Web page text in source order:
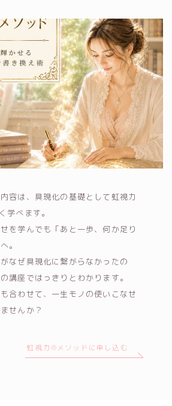
容は、具現化の基礎として虹視力
学べます。
を学んでも「あと一歩、何か足り
。
なぜ具現化に繋がらなかったの
講座ではっきりとわかります。
合わせて、一生モノの使いこなせ
せんか？
虹視力®メソッドに申し込む